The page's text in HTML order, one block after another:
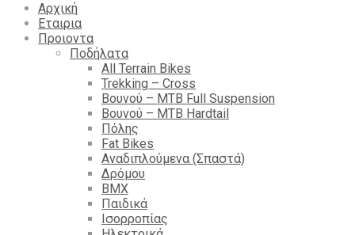
Αρχική
Εταιρια
Προιοντα
Ποδήλατα
All Terrain Bikes
Trekking – Cross
Βουνού – MTB Full Suspension
Βουνού – MTB Hardtail
Πόλης
Fat Bikes
Αναδιπλούμενα (Σπαστά)
Δρόμου
BMX
Παιδικά
Ισορροπίας